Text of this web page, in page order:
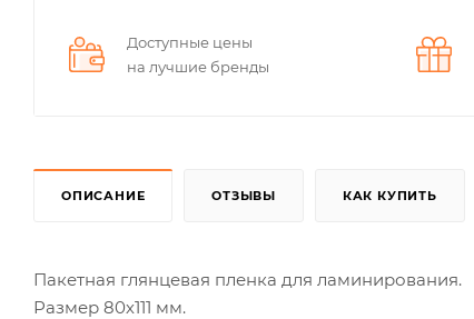
Доступные цены
на лучшие бренды
ОПИСАНИЕ ОТЗЫВЫ КАК КУПИТЬ
Пакетная глянцевая пленка для ламинирования.
Размер 80х111 мм.